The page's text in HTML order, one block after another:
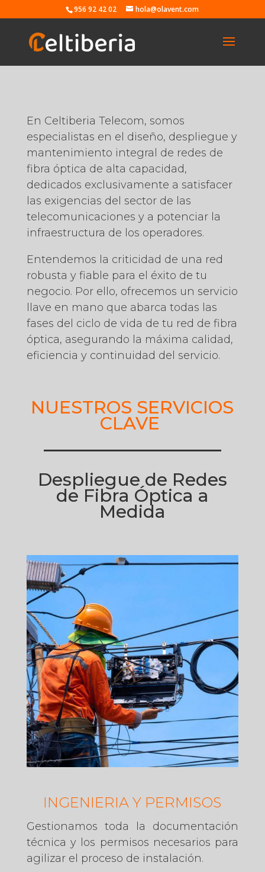
956 92 42 02 hola@olavent.com
En Celtiberia Telecom, somos
especialistas en el diseño, despliegue y
mantenimiento integral de redes de
fibra óptica de alta capacidad,
dedicados exclusivamente a satisfacer
las exigencias del sector de las
telecomunicaciones y a potenciar la
infraestructura de los operadores.
Entendemos la criticidad de una red
robusta y fiable para el éxito de tu
negocio. Por ello, ofrecemos un servicio
llave en mano que abarca todas las
fases del ciclo de vida de tu red de fibra
óptica, asegurando la máxima calidad,
eficiencia y continuidad del servicio.
NUESTROS SERVICIOS
CLAVE
Despliegue de Redes
de Fibra Óptica a
Medida
INGENIERIA Y PERMISOS
Gestionamos toda la documentación
técnica y los permisos necesarios para
agilizar el proceso de instalación.